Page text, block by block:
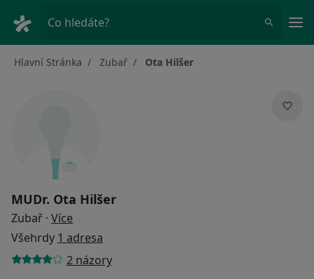
Co hledáte?
Hlavní Stránka Zubař Ota Hilšer
MUDr. Ota Hilšer
Zubař · Více
Všehrdy 1 adresa
2 názory